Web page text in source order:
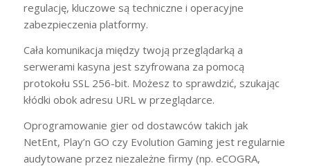
regulację, kluczowe są techniczne i operacyjne
zabezpieczenia platformy.
Cała komunikacja między twoją przeglądarką a
serwerami kasyna jest szyfrowana za pomocą
protokołu SSL 256-bit. Możesz to sprawdzić, szukając
kłódki obok adresu URL w przeglądarce.
Oprogramowanie gier od dostawców takich jak
NetEnt, Play’n GO czy Evolution Gaming jest regularnie
audytowane przez niezależne firmy (np. eCOGRA,